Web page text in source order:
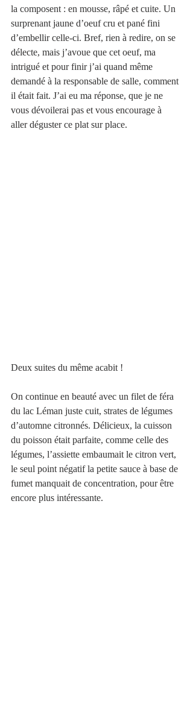
la composent : en mousse, râpé et cuite. Un
surprenant jaune d’oeuf cru et pané fini
d’embellir celle-ci. Bref, rien à redire, on se
délecte, mais j’avoue que cet oeuf, ma
intrigué et pour finir j’ai quand même
demandé à la responsable de salle, comment
il était fait. J’ai eu ma réponse, que je ne
vous dévoilerai pas et vous encourage à
aller déguster ce plat sur place.
Deux suites du même acabit !
On continue en beauté avec un filet de féra
du lac Léman juste cuit, strates de légumes
d’automne citronnés. Délicieux, la cuisson
du poisson était parfaite, comme celle des
légumes, l’assiette embaumait le citron vert,
le seul point négatif la petite sauce à base de
fumet manquait de concentration, pour être
encore plus intéressante.